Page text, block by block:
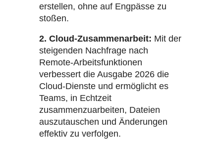
erstellen, ohne auf Engpässe zu
stoßen.
2. Cloud-Zusammenarbeit: Mit der
steigenden Nachfrage nach
Remote-Arbeitsfunktionen
verbessert die Ausgabe 2026 die
Cloud-Dienste und ermöglicht es
Teams, in Echtzeit
zusammenzuarbeiten, Dateien
auszutauschen und Änderungen
effektiv zu verfolgen.